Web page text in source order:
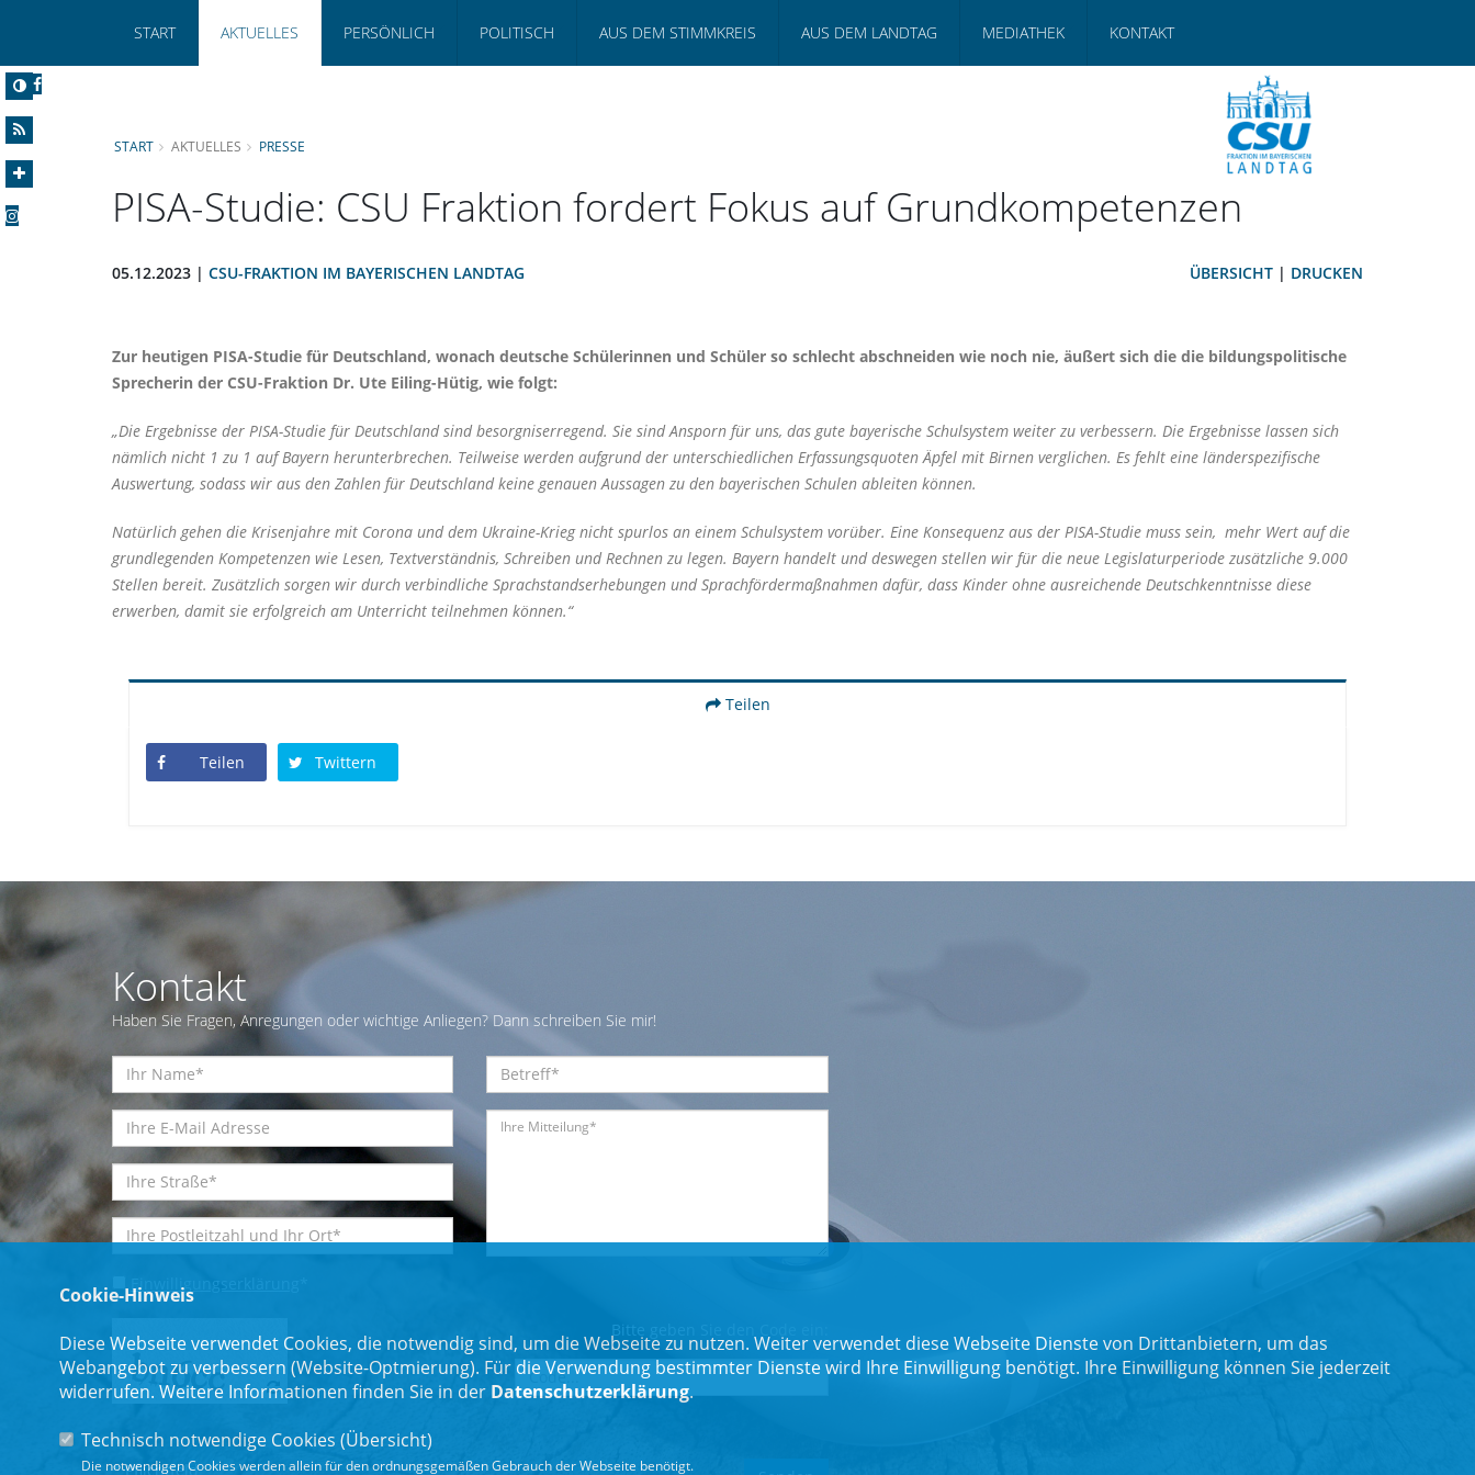
START AKTUELLES PERSÖNLICH POLITISCH AUS DEM STIMMKREIS AUS DEM LANDTAG MEDIATHEK KONTAKT
START AKTUELLES PRESSE
PISA-Studie: CSU Fraktion fordert Fokus auf Grundkompetenzen
05.12.2023 | CSU-FRAKTION IM BAYERISCHEN LANDTAG ÜBERSICHT | DRUCKEN
Zur heutigen PISA-Studie für Deutschland, wonach deutsche Schülerinnen und Schüler so schlecht abschneiden wie noch nie, äußert sich die die bildungspolitische
Sprecherin der CSU-Fraktion Dr. Ute Eiling-Hütig, wie folgt:
Die Ergebnisse der PISA-Studie für Deutschland sind besorgniserregend. Sie sind Ansporn für uns, das gute bayerische Schulsystem weiter zu verbessern. Die Ergebnisse lassen sich
nämlich nicht 1 zu 1 auf Bayern herunterbrechen. Teilweise werden aufgrund der unterschiedlichen Erfassungsquoten Äpfel mit Birnen verglichen. Es fehlt eine länderspezifische
Auswertung, sodass wir aus den Zahlen für Deutschland keine genauen Aussagen zu den bayerischen Schulen ableiten können.
Natürlich gehen die Krisenjahre mit Corona und dem Ukraine-Krieg nicht spurlos an einem Schulsystem vorüber. Eine Konsequenz aus der PISA-Studie muss sein, mehr Wert auf die
grundlegenden Kompetenzen wie Lesen, Textverständnis, Schreiben und Rechnen zu legen. Bayern handelt und deswegen stellen wir für die neue Legislaturperiode zusätzliche 9.000
Stellen bereit. Zusätzlich sorgen wir durch verbindliche Sprachstandserhebungen und Sprachfördermaßnahmen dafür, dass Kinder ohne ausreichende Deutschkenntnisse diese
erwerben, damit sie erfolgreich am Unterricht teilnehmen können.“
Teilen
Teilen Twittern
Kontakt
Haben Sie Fragen, Anregungen oder wichtige Anliegen? Dann schreiben Sie mir!
Einwilligungserklärung
Bitte geben Sie den Code ein:
* Pflichtfeld
Cookie-Hinweis
Diese Webseite verwendet Cookies, die notwendig sind, um die Webseite zu nutzen. Weiter verwendet diese Webseite Dienste von Drittanbietern, um das
Webangebot zu verbessern (Website-Optmierung). Für die Verwendung bestimmter Dienste wird Ihre Einwilligung benötigt. Ihre Einwilligung können Sie jederzeit
widerrufen. Weitere Informationen finden Sie in der Datenschutzerklärung.
Technisch notwendige Cookies (Übersicht)
Die notwendigen Cookies werden allein für den ordnungsgemäßen Gebrauch der Webseite benötigt.